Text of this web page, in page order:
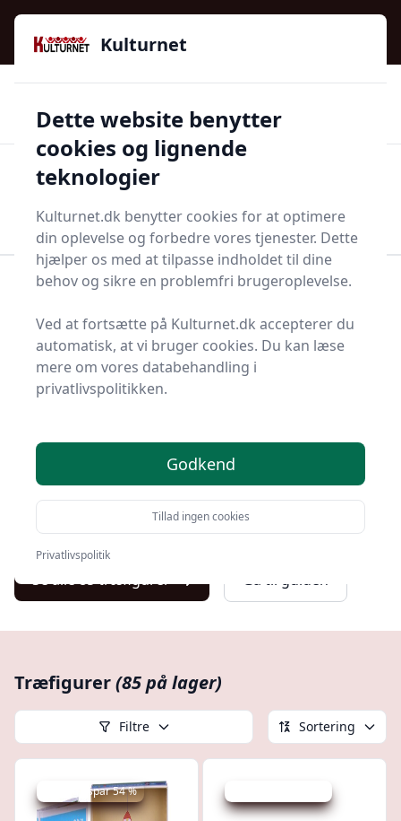
Kulturnet - Alt Det Gode I Livet | Din Kulturguide Siden
2016
97 kategorier 👍Kun godkendte butikker
Start søgning
Bolig og indretning Indretning
Træfigurer - 85 på lager
I denne omfattende guide vil vi tage dig med på en
Fra deres oprindelse og historiske anvendelse til
moderne teknikker og kreative anvendelser, er denne
guide designet til at være din komplette ressource om
emnet.
Se alle 85 træfigurer Gå til guiden
Træfigurer(85 på lager)
Filtre Sortering
Udsalg - spar 54 %
Kulturnet
Dette website benytter
cookies og lignende
teknologier
Kulturnet.dk benytter cookies for at optimere
din oplevelse og forbedre vores tjenester. Dette
hjælper os med at tilpasse indholdet til dine
behov og sikre en problemfri brugeroplevelse.
Ved at fortsætte på Kulturnet.dk accepterer du
automatisk, at vi bruger cookies. Du kan læse
mere om vores databehandling i
privatlivspolitikken.
Godkend
Tillad ingen cookies
Privatlivspolitik